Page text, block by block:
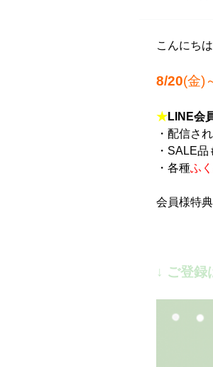
こんにち
8/20(金)
★LINE会
・配信さ
・SALE品
・各種ふ
会員様特
↓ ご登録